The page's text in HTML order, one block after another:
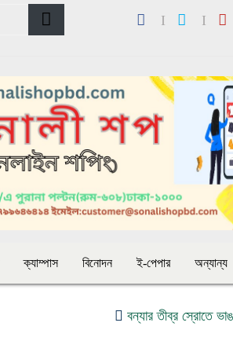
ক্যাম্পাস বিনোদন ই-পেপার অন্যান্য
বন্যার তীব্র স্রোতে ভাঙছে